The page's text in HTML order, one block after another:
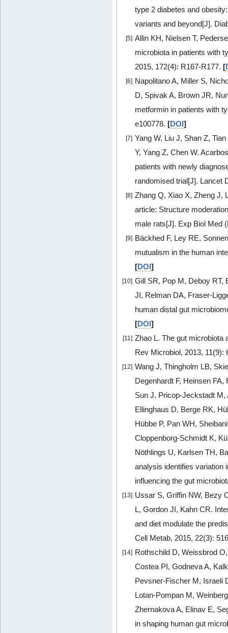
type 2 diabetes and
variants and beyond[J].
[5] Allin KH, Nielsen T,
microbiota in patients with
2015, 172(4): R167-R177. [
[6] Napolitano A, Miller S,
D, Spivak A, Brown JR,
metformin in patients with
e100778. [DOI]
[7] Yang W, Liu J, Shan Z,
Y, Yang Z, Chen W.
patients with newly
randomised trial[J]. Lancet
[8] Zhang Q, Xiao X, Zheng J,
article: Structure
male rats[J]. Exp Biol Med
[9] Bäckhed F, Ley RE,
mutualism in the human
[DOI]
[10] Gill SR, Pop M, Deboy RT,
JI, Relman DA, Fraser-
human distal gut
[DOI]
[11] Zhao L. The gut microbiota
Rev Microbiol, 2013, 11(9):
[12] Wang J, Thingholm LB,
Degenhardt F, Heinsen
Sun J, Pricop-Jeckstadt M,
Ellinghaus D, Berge RK,
Hübbe P, Pan WH,
Cloppenborg-Schmidt K,
Nöthlings U, Karlsen TH,
analysis identifies variation
influencing the gut
[13] Ussar S, Griffin NW, Bezy
L, Gordon JI, Kahn CR.
and diet modulate the
Cell Metab, 2015, 22(3):
[14] Rothschild D, Weissbrod
Costea PI, Godneva A,
Pevsner-Fischer M, Israeli
Lotan-Pompan M,
Zhernakova A, Elinav E,
in shaping human gut